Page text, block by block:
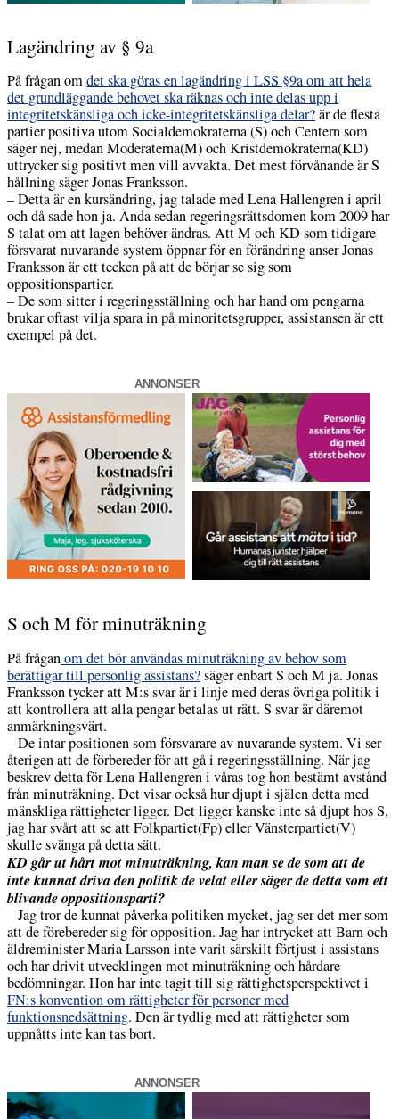
Lagändring av § 9a
På frågan omdetska göras en lagändring i LSS §9a om att hela
det grundläggande behovet ska räknas och inte delas upp i
integritetskänsliga och icke-integritetskänsliga delar?är de flesta
partier positiva utom Socialdemokraterna (S) och Centern som
säger nej, medan Moderaterna(M) och Kristdemokraterna(KD)
uttrycker sig positivt men vill avvakta. Det mest förvånande är S
hållning säger Jonas Franksson.
– Detta är en kursändring, jag talade med Lena Hallengren i april
och då sade hon ja. Ända sedan regeringsrättsdomen kom 2009 har
S talat om att lagen behöver ändras. Att M och KD som tidigare
försvarat nuvarande system öppnar för en förändring anser Jonas
Franksson är ett tecken på att de börjar se sig som
oppositionspartier.
– De som sitter i regeringsställning och har hand om pengarna
brukar oftast vilja spara in på minoritetsgrupper, assistansen är ett
exempel på det.
ANNONSER
S och M för minuträkning
På fråganom det bör användas minuträkning av behov som
berättigar till personlig assistans?säger enbart S och M ja. Jonas
Franksson tycker att M:s svar är i linje med deras övriga politik i
att kontrollera att alla pengar betalas ut rätt. S svar är däremot
anmärkningsvärt.
– De intar positionen som försvarare av nuvarande system. Vi ser
återigen att de förbereder för att gå i regeringsställning. När jag
beskrev detta för Lena Hallengren i våras tog hon bestämt avstånd
från minuträkning. Det visar också hur djupt i själen detta med
mänskliga rättigheter ligger. Det ligger kanske inte så djupt hos S,
jag har svårt att se att Folkpartiet(Fp) eller Vänsterpartiet(V)
skulle svänga på detta sätt.
KD går ut hårt mot minuträkning, kan man se de som att de
inte kunnat driva den politik de velat eller säger de detta som ett
blivande oppositionsparti?
– Jag tror de kunnat påverka politiken mycket, jag ser det mer som
att de förebereder sig för opposition. Jag har intrycket att Barn och
äldreminister Maria Larsson inte varit särskilt förtjust i assistans
och har drivit utvecklingen mot minuträkning och hårdare
bedömningar. Hon har inte tagit till sig rättighetsperspektivet i
FN:s konvention om rättigheter för personer med
funktionsnedsättning. Den är tydlig med att rättigheter som
uppnåtts inte kan tas bort.
ANNONSER